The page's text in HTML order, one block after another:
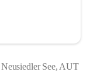
See, AUT